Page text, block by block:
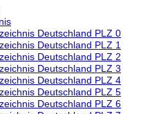
Deutschland PLZ 0
Deutschland PLZ 1
Deutschland PLZ 2
Deutschland PLZ 3
Deutschland PLZ 4
Deutschland PLZ 5
Deutschland PLZ 6